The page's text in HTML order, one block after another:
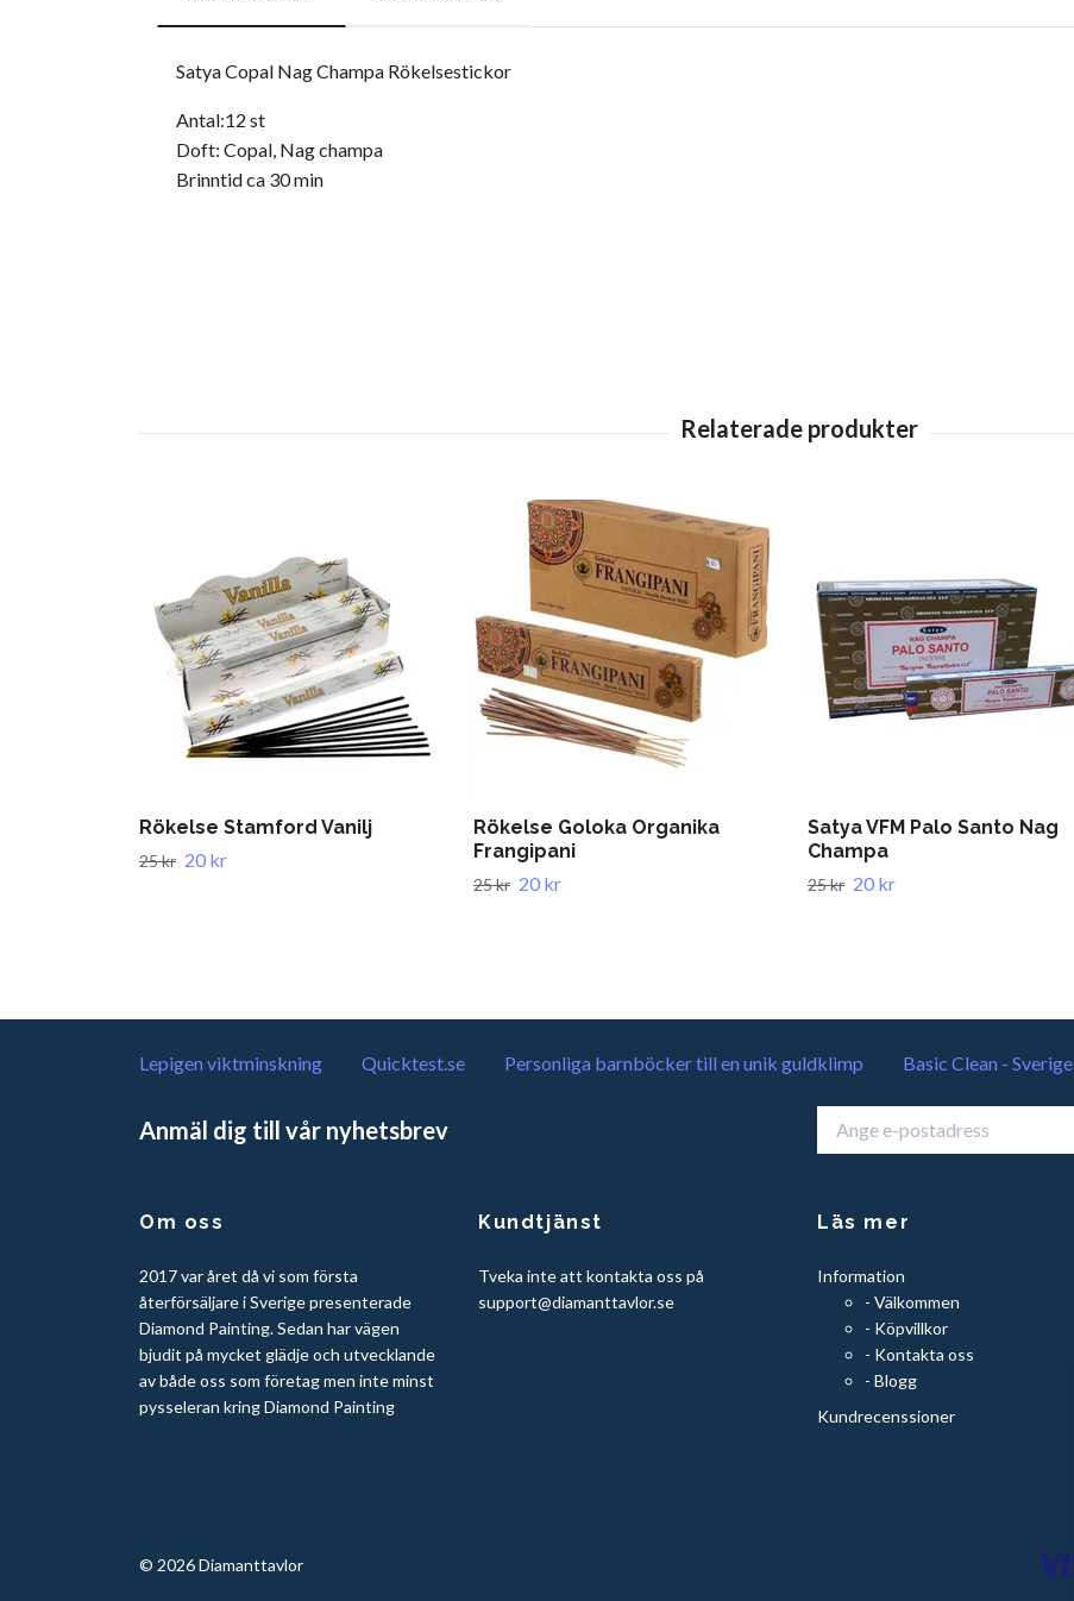
Satya Copal Nag Champa Rökelsestickor
Antal:12 st
Doft: Copal, Nag champa
Brinntid ca 30 min
Rökelse Stamford Vanilj
25 kr 20 kr
Rökelse Goloka Organika
Frangipani
25 kr 20 kr
Satya VFM Palo Santo Nag
Champa
25 kr 20 kr
Lepigen viktminskning Quicktest.se Personliga barnböcker till en unik guldklimp Basic Clean - Sverige
Anmäl dig till vår nyhetsbrev
Om oss
2017 var året då vi som första
återförsäljare i Sverige presenterade
Diamond Painting. Sedan har vägen
bjudit på mycket glädje och utvecklande
av både oss som företag men inte minst
pysseleran kring Diamond Painting
Kundtjänst
Tveka inte att kontakta oss på
support@diamanttavlor.se
Läs mer
Information
- Välkommen
- Köpvillkor
- Kontakta oss
- Blogg
Kundrecenssioner
© 2026 Diamanttavlor